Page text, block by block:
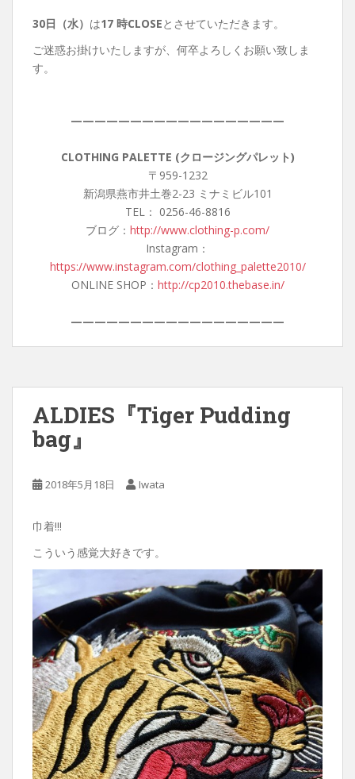
30日（水） は17 時CLOSEとさせていただきます。
ご迷惑お掛けいたしますが、何卒よろしくお願い致しま
す。
——————————————————
CLOTHING PALETTE (クロージングパレット)
〒959-1232
新潟県燕市井土巻2-23 ミナミビル101
TEL： 0256-46-8816
ブログ： http://www.clothing-p.com/
Instagram：
https://www.instagram.com/clothing_palette2010/
ONLINE SHOP： http://cp2010.thebase.in/
——————————————————
ALDIES『Tiger Pudding
bag』
2018年5月18日 Iwata
巾着!!!
こういう感覚大好きです。